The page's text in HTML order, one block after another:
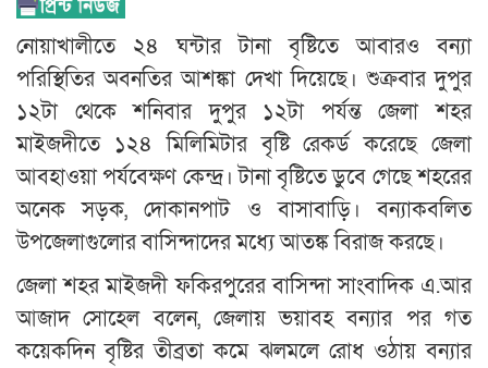
নোয়াখালীতে ২৪ ঘন্টার টানা বৃষ্টিতে আবারও বন্যা
পরিস্থিতির অবনতির আশঙ্কা দেখা দিয়েছে। শুক্রবার দুপুর
১২টা থেকে শনিবার দুপুর ১২টা পর্যন্ত জেলা শহর
মাইজদীতে ১২৪ মিলিমিটার বৃষ্টি রেকর্ড করেছে জেলা
আবহাওয়া পর্যবেক্ষণ কেন্দ্র। টানা বৃষ্টিতে ডুবে গেছে শহরের
অনেক সড়ক, দোকানপাট ও বাসাবাড়ি। বন্যাকবলিত
উপজেলাগুলোর বাসিন্দাদের মধ্যে আতঙ্ক বিরাজ করছে।
জেলা শহর মাইজদী ফকিরপুরের বাসিন্দা সাংবাদিক এ.আর
আজাদ সোহেল বলেন, জেলায় ভয়াবহ বন্যার পর গত
কয়েকদিন বৃষ্টির তীব্রতা কমে ঝলমলে রোধ ওঠায় বন্যার